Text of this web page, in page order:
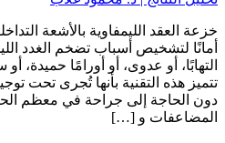
خزعة العقد الليمفاوية بالأشعة
أمانًا لتشخيص أسباب تضخم الغدد
التهابًا، أو عدوى، أو أورامًا حميدة،
تتميز هذه التقنية بأنها تُجرى تحت
دون الحاجة إلى جراحة في معظم
المضاعفات و […]